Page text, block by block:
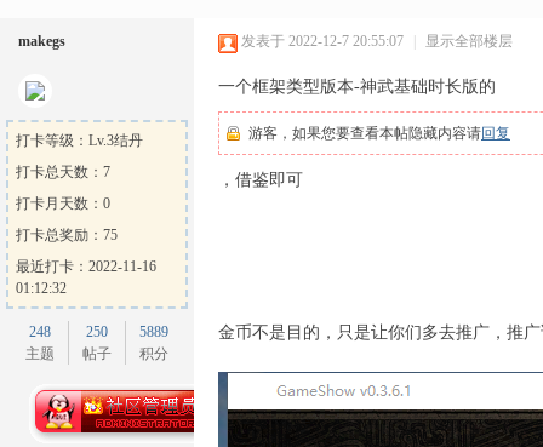
me
makegs
打卡等级：Lv.3结丹
打卡总天数：7
打卡月天数：0
打卡总奖励：75
最近打卡：2022-11-16
01:12:32
248
主题
250
帖子
5889
积分
发表于 2022-12-7 20:55:07 显示全部楼层
一个框架类型版本-神武基础时长版的
游客，如果您要查看本帖隐藏内容请回复
，借鉴即可
金币不是目的，只是让你们多去推广，推